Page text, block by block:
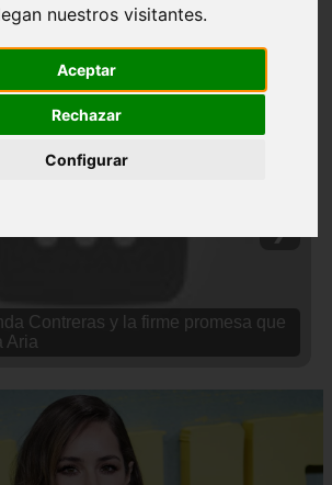
nuestros visitantes.
Aceptar
Rechazar
Configurar
noticias impactantes y mucho mas
artículos
Contreras y la firme promesa que
Aria